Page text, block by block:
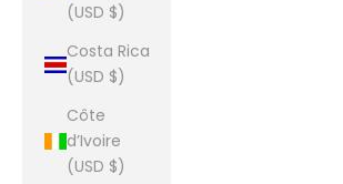
(USD $)
Costa Rica
(USD $)
Côte
d’Ivoire
(USD $)